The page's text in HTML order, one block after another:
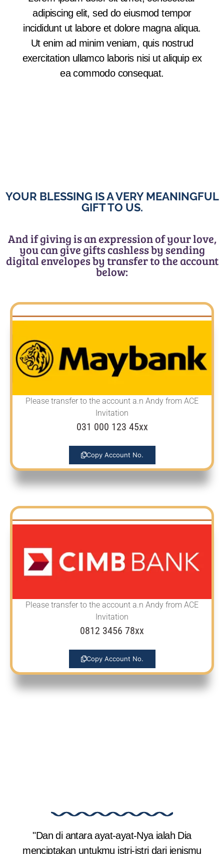
adipiscing elit, sed do eiusmod tempor
incididunt ut labore et dolore magna aliqua.
Ut enim ad minim veniam, quis nostrud
exercitation ullamco laboris nisi ut aliquip ex
ea commodo consequat.
YOUR BLESSING IS A VERY MEANINGFUL
GIFT TO US.
And if giving is an expression of your love,
you can give gifts cashless by sending
digital envelopes by transfer to the account
below:
Please transfer to the account a.n Andy from ACE
Invitation
031 000 123 45xx
Copy Account No.
Please transfer to the account a.n Andy from ACE
Invitation
0812 3456 78xx
Copy Account No.
"Dan di antara ayat-ayat-Nya ialah Dia
menciptakan untukmu istri-istri dari jenismu